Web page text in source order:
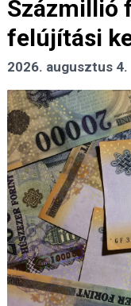
Százmillió
felújítási
2026. augusztus 4.